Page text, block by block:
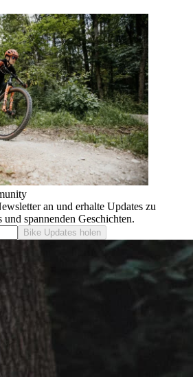
an und erhalte Updates zu
spannenden Geschichten.
Bike Updates holen